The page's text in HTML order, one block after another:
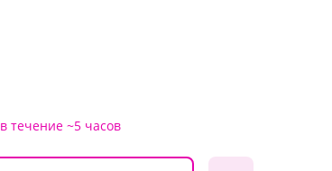
в течение ~5 часов